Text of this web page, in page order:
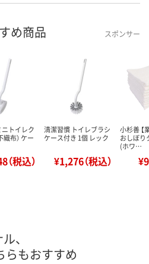
め商品 スポンサー
トイレク
織布） ケー
（税込）
清潔習慣 トイレブラシ
ケース付き 1個 レック
¥1,276（税込）
小杉善 【
おしぼり
(ホワ…
、
らもおすすめ